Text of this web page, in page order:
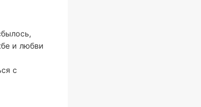
и любви
с